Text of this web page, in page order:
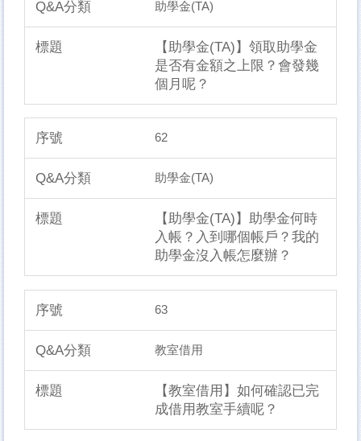
助學金(TA)
【助學金(TA)】領取助學金
是否有金額之上限？會發幾
個月呢？
62
助學金(TA)
【助學金(TA)】助學金何時
入帳？入到哪個帳戶？我的
助學金沒入帳怎麼辦？
63
教室借用
【教室借用】如何確認已完
成借用教室手續呢？